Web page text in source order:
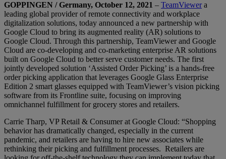
GOPPINGEN / Germany, October 12, 2021 – TeamViewera
leading global provider of remote connectivity and workplace
digitalization solutions, today announced a new partnership with
Google Cloud to bring its augmented reality (AR) solutions to
Google Cloud. Through this partnership, TeamViewer and Google
Cloud are co-developing and co-marketing enterprise AR solutions
built on Google Cloud to better serve customer needs. The first
jointly developed solution ‘Assisted Order Picking’ is a hands-free
order picking application that leverages Google Glass Enterprise
Edition 2 smart glasses equipped with TeamViewer’s vision picking
software from its Frontline suite, focusing on improving
omnichannel fulfillment for grocery stores and retailers.
Carrie Tharp, VP Retail & Consumer at Google Cloud: “Shopping
behavior has dramatically changed, especially in the current
pandemic, and retailers are having to hire new associates while
rethinking their picking and fulfillment processes. Retailers are